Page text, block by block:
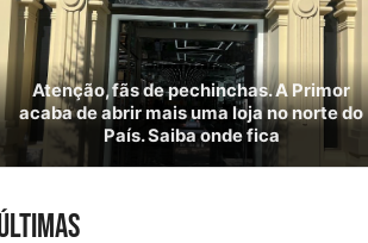
Atenção, fãs de pechinchas. A Primor
acaba de abrir mais uma loja no norte do
País. Saiba onde fica